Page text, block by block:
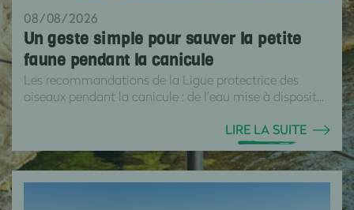
08/08/2026
Un geste simple pour sauver la petite
faune pendant la canicule
Les recommandations de la Ligue protectrice des
oiseaux pendant la canicule : de l’eau mise à disposit...
LIRE LA SUITE